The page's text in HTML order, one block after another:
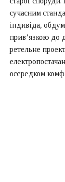
сучасним
індивіда,
прив’язкою до
ретельне
осередком